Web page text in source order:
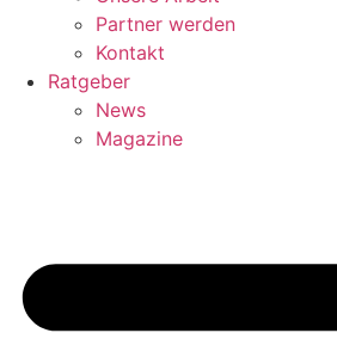
Partner werden
Kontakt
Ratgeber
News
Magazine